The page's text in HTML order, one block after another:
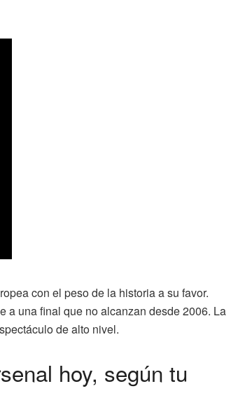
con el peso de la historia a su favor.
a una final que no alcanzan desde 2006. La
de alto nivel.
hoy, según tu